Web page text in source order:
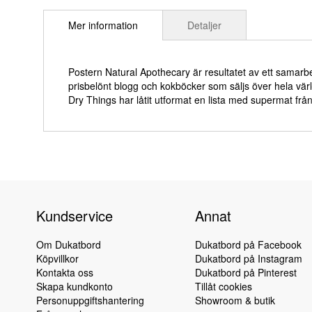
till
börjanMer information
Postern Natural Apothecary är resultatet av ett
prisbelönt blogg och kokböcker som säljs över hela
Dry Things har låtit utformat en lista med supermat
Detaljer
Kundservice
Om Dukatbord
Köpvillkor
Kontakta oss
Skapa kundkonto
Personuppgiftshantering
Annat
Dukatbord på Facebook
Dukatbord på Instagram
Dukatbord på Pinterest
Tillåt cookies
Showroom & butik